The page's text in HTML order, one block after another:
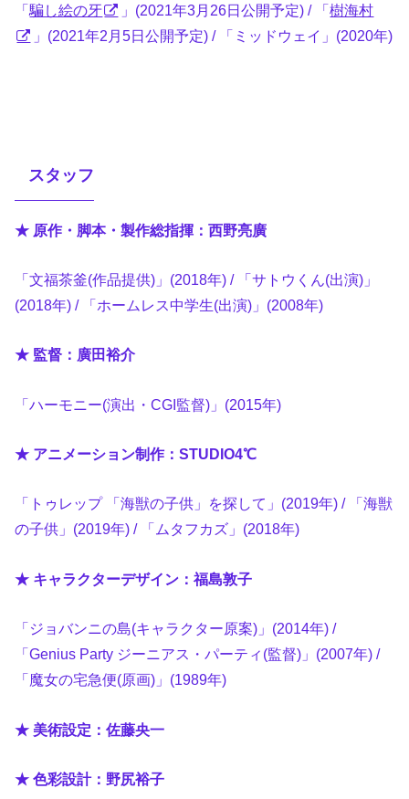
「騙し絵の牙 」(2021年3月26日公開予定) / 「樹海村
」(2021年2月5日公開予定) / 「ミッドウェイ」(2020年)
スタッフ
★ 原作・脚本・製作総指揮：西野亮廣
「文福茶釜(作品提供)」(2018年) / 「サトウくん(出演)」
(2018年) / 「ホームレス中学生(出演)」(2008年)
★ 監督：廣田裕介
「ハーモニー(演出・CGI監督)」(2015年)
★ アニメーション制作：STUDIO4℃
「トゥレップ 「海獣の子供」を探して」(2019年) / 「海獣
の子供」(2019年) / 「ムタフカズ」(2018年)
★ キャラクターデザイン：福島敦子
「ジョバンニの島(キャラクター原案)」(2014年) /
「Genius Party ジーニアス・パーティ(監督)」(2007年) /
「魔女の宅急便(原画)」(1989年)
★ 美術設定：佐藤央一
★ 色彩設計：野尻裕子